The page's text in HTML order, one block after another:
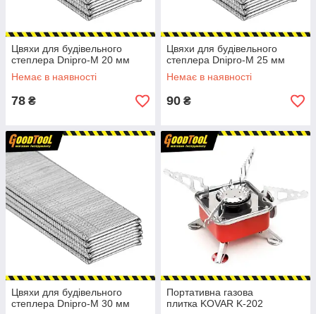
Цвяхи для будівельного
степлера Dnipro-M 20 мм
Немає в наявності
78 ₴
Цвяхи для будівельного
степлера Dnipro-M 25 мм
Немає в наявності
90 ₴
Цвяхи для будівельного
степлера Dnipro-M 30 мм
Портативна газова
плитка KOVAR K-202